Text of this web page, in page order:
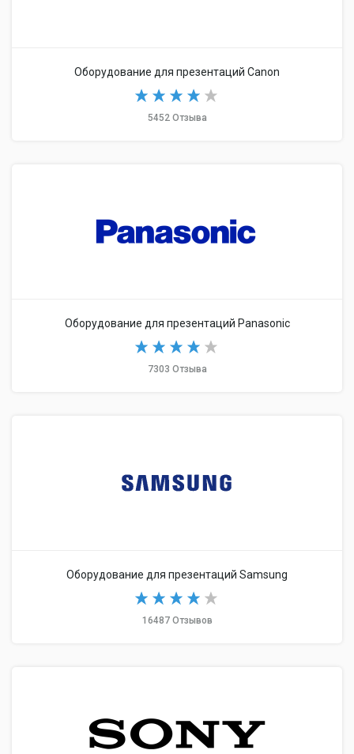
Оборудование для презентаций Canon
5452 Отзыва
Оборудование для презентаций Panasonic
7303 Отзыва
Оборудование для презентаций Samsung
16487 Отзывов